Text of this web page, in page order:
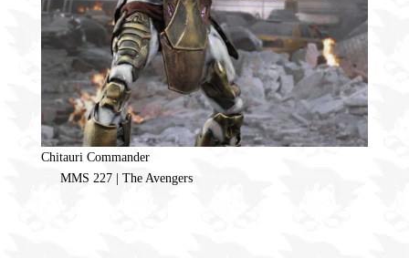
Chitauri Commander
MMS 227 | The Avengers